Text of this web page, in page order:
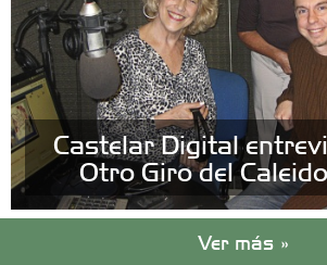
Castelar Digital
Otro Giro del
Ver más »